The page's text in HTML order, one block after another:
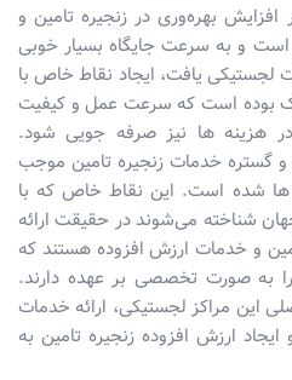
افزایش بهره‌وری در زنجیره تامین و
و به سرعت جایگاه بسیار خوبی
لجستیکی یافت، ایجاد نقاط خاص با
بوده است که سرعت عمل و کیفیت
هزینه ها نیز صرفه جویی شود.
خدمات زنجیره تامین موجب
ها شده است. این نقاط خاص كه با
شناخته می‌شوند در حقیقت ارائه
و خدمات ارزش افزوده هستند که
را به صورت تخصصی بر عهده دارند.
این مراكز لجستیکی، ارائه خدمات
ارزش افزوده زنجیره تامین به